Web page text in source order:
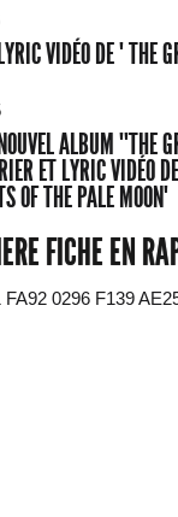
VIDÉO DE " THE
ALBUM ""THE
ET LYRIC VIDÉO DE
OF THE PALE MOON"
FICHE EN